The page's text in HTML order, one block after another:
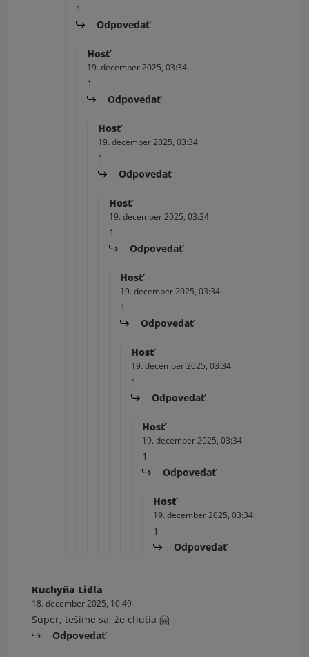
1
Odpovedať
Hosť
19. december 2025, 03:34
1
Odpovedať
Hosť
19. december 2025, 03:34
1
Odpovedať
Hosť
19. december 2025, 03:34
1
Odpovedať
Hosť
19. december 2025, 03:34
1
Odpovedať
Hosť
19. december 2025, 03:34
1
Odpovedať
Hosť
19. december 2025, 03:34
1
Odpovedať
Hosť
19. december 2025, 03:34
1
Odpovedať
Kuchyňa Lidla
18. december 2025, 10:49
Super, tešíme sa, že chutia 🤗
Odpovedať